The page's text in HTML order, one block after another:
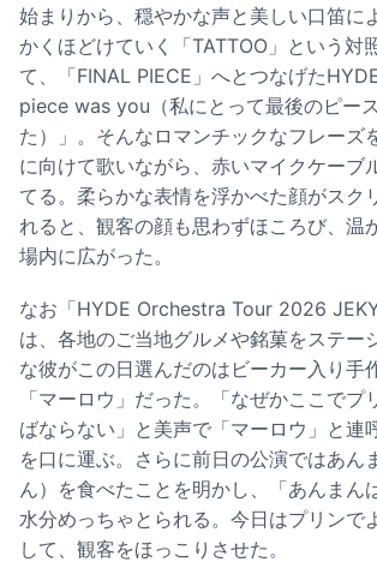
始まりから、穏やかな声と美しい口笛に
かくほどけていく「TATTOO」という対
て、「FINAL PIECE」へとつなげた
piece was you（私にとって最後のピー
た）」。そんなロマンチックなフレーズ
に向けて歌いながら、赤いマイクケーブ
てる。柔らかな表情を浮かべた顔がスク
れると、観客の顔も思わずほころび、温
場内に広がった。
なお「HYDE Orchestra Tour 2026
は、各地のご当地グルメや銘菓をステー
な彼がこの日選んだのはビーカー入り手
「マーロウ」だった。「なぜかここでプ
ばならない」と美声で「マーロウ」と連
を口に運ぶ。さらに前日の公演ではあん
ん）を食べたことを明かし、「あんまん
水分めっちゃとられる。今日はプリンで
して、観客をほっこりさせた。